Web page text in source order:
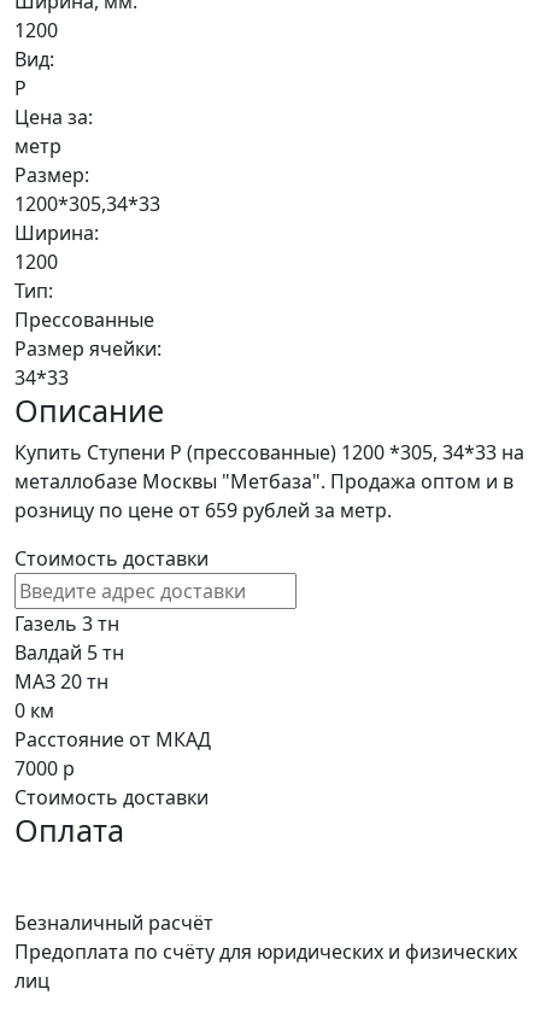
1200
Вид:
Р
Цена за:
метр
Размер:
1200*305,34*33
Ширина:
1200
Тип:
Прессованные
Размер ячейки:
34*33
Описание
Купить Ступени P (прессованные) 1200 *305, 34*33 на
металлобазе Москвы "Метбаза". Продажа оптом и в
розницу по цене от 659 рублей за метр.
Стоимость доставки
Газель 3 тн
Валдай 5 тн
МАЗ 20 тн
0 км
Расстояние от МКАД
7000 р
Стоимость доставки
Оплата
Безналичный расчёт
Предоплата по счёту для юридических и физических
лиц